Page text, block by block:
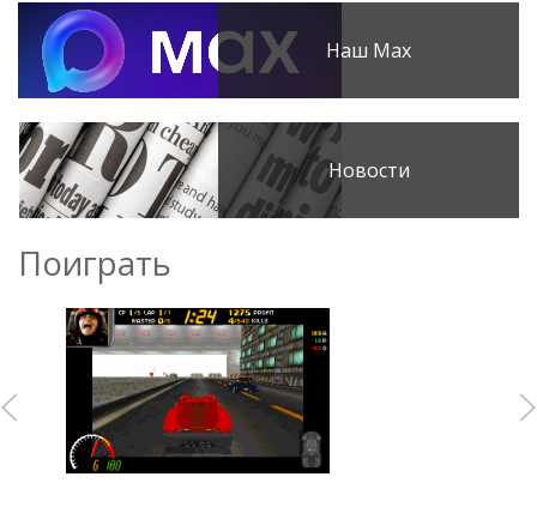
Наш Max
Новости
Поиграть